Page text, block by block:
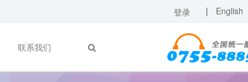
登录 | English
联系我们